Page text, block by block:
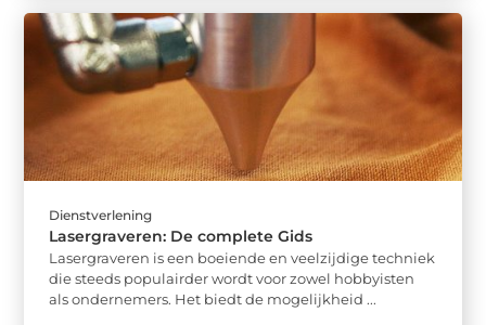
Dienstverlening
Lasergraveren: De complete Gids
Lasergraveren is een boeiende en veelzijdige techniek
die steeds populairder wordt voor zowel hobbyisten
als ondernemers. Het biedt de mogelijkheid ...